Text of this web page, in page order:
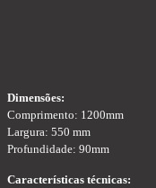
Dimensões:
Comprimento: 1200mm
Largura: 550 mm
Profundidade: 90mm
Características técnicas: